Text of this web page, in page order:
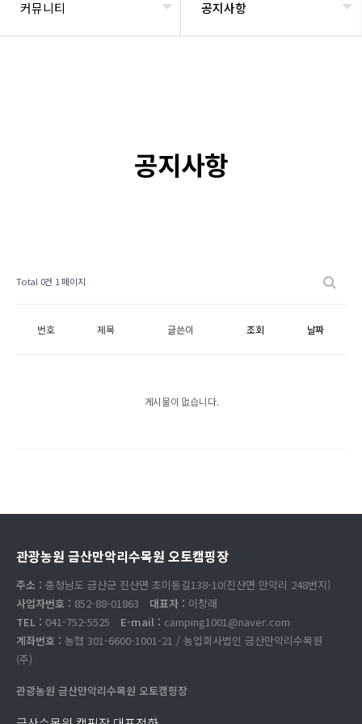
커뮤니티 공지사항
공지사항
Total 0건 1 페이지
번호 제목 글쓴이 조회 날짜
게시물이 없습니다.
관광농원 금산만악리수목원 오토캠핑장
주소 : 충청남도 금산군 진산면 초미동길138-10(진산면 만악리 248번지)
사업자번호 : 852-88-01863 대표자 : 이창래
TEL : 041-752-5525 E-mail : camping1001@naver.com
계좌번호 : 농협 301-6600-1001-21 / 농업회사법인 금산만악리수목원
(주)
관광농원 금산만악리수목원 오토캠핑장